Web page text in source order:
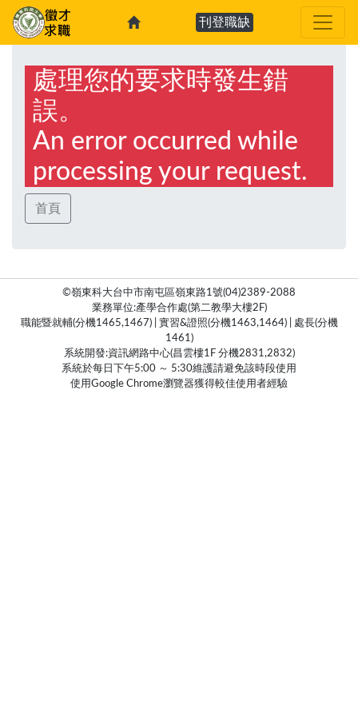
刊登職缺
處理您的要求時發生錯
誤。
An error occurred while
processing your request.
首頁
©嶺東科大台中市南屯區嶺東路1號(04)2389-2088
業務單位:產學合作處(第二教學大樓2F)
職能暨就輔(分機1465,1467) | 實習&證照(分機1463,1464) | 處長(分機
1461)
系統開發:資訊網路中心(昌雲樓1F 分機2831,2832)
系統於每日下午5:00 ～ 5:30維護請避免該時段使用
使用Google Chrome瀏覽器獲得較佳使用者經驗